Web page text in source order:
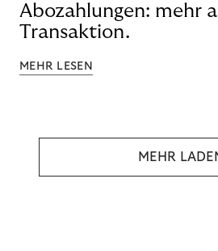
Abozahlungen: mehr
Transaktion.
MEHR LESEN
MEHR